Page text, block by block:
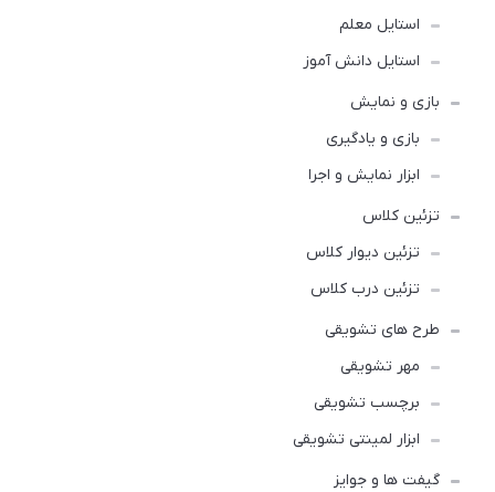
استایل معلم
استایل دانش آموز
بازی و نمایش
بازی و یادگیری
ابزار نمایش و اجرا
تزئین کلاس
تزئین دیوار کلاس
تزئین درب کلاس
طرح های تشویقی
مهر تشویقی
برچسب تشویقی
ابزار لمینتی تشویقی
گیفت ها و جوایز